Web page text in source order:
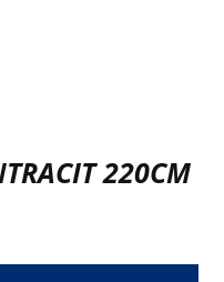
220CM